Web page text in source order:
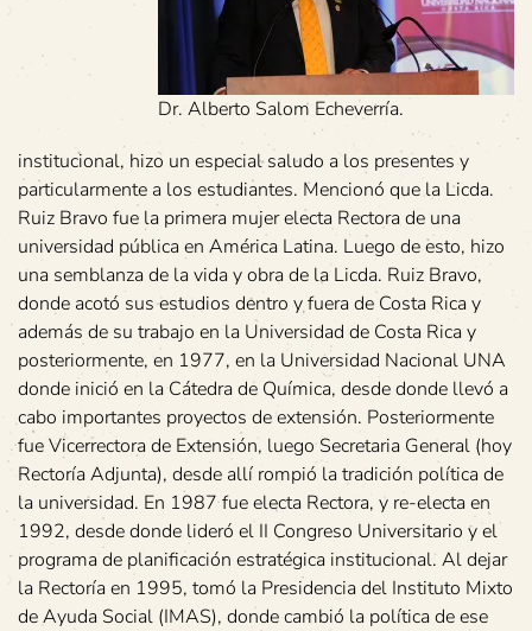
Dr. Alberto Salom Echeverría.
institucional, hizo un especial saludo a los presentes y
particularmente a los estudiantes. Mencionó que la Licda.
Ruiz Bravo fue la primera mujer electa Rectora de una
universidad pública en América Latina. Luego de esto, hizo
una semblanza de la vida y obra de la Licda. Ruiz Bravo,
donde acotó sus estudios dentro y fuera de Costa Rica y
además de su trabajo en la Universidad de Costa Rica y
posteriormente, en 1977, en la Universidad Nacional UNA
donde inició en la Cátedra de Química, desde donde llevó a
cabo importantes proyectos de extensión. Posteriormente
fue Vicerrectora de Extensión, luego Secretaria General (hoy
Rectoría Adjunta), desde allí rompió la tradición política de
la universidad. En 1987 fue electa Rectora, y re-electa en
1992, desde donde lideró el II Congreso Universitario y el
programa de planificación estratégica institucional. Al dejar
la Rectoría en 1995, tomó la Presidencia del Instituto Mixto
de Ayuda Social (IMAS), donde cambió la política de ese